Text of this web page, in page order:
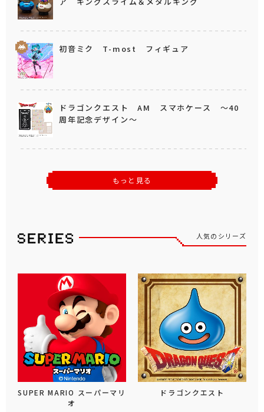
初音ミク T-most フィギュア
ドラゴンクエスト AM スマホケース ～40
周年記念デザイン～
もっと見る
人気のシリーズ
SUPER MARIO スーパーマリ
オ
ドラゴンクエスト